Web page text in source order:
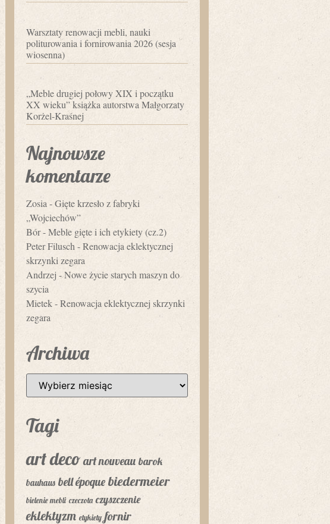
Warsztaty renowacji mebli, nauki
politurowania i fornirowania 2026 (sesja
wiosenna)
„Meble drugiej połowy XIX i początku
XX wieku” książka autorstwa Małgorzaty
Korżel-Kraśnej
Najnowsze
komentarze
Zosia -Gięte krzesło z fabryki
„Wojciechów”
Bór-Meble gięte i ich etykiety (cz.2)
Peter Filusch -Renowacja eklektycznej
skrzynki zegara
Andrzej -Nowe życie starych maszyn do
szycia
Mietek-Renowacja eklektycznej skrzynki
zegara
Archiwa
Tagi
art deco art nouveau barok
bauhaus bell époque biedermeier
bielenie mebli czeczota czyszczenie
eklektyzm etykiety fornir